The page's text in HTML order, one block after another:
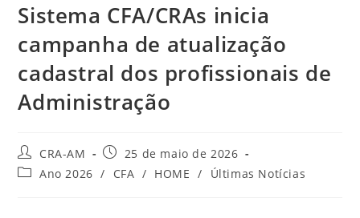
Sistema CFA/CRAs inicia
campanha de atualização
cadastral dos profissionais de
Administração
CRA-AM
25 de maio de 2026
Ano 2026 / CFA / HOME / Últimas Notícias